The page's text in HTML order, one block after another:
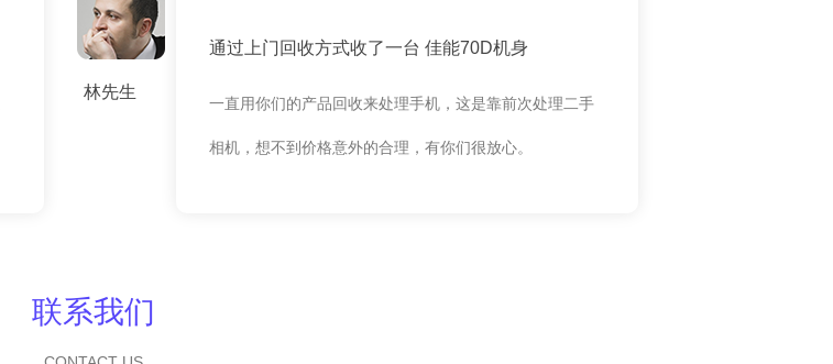
林先生
通过上门回收方式收了一台 佳能70D机身
一直用你们的产品回收来处理手机，这是靠前次处理二手
相机，想不到价格意外的合理，有你们很放心。
联系我们